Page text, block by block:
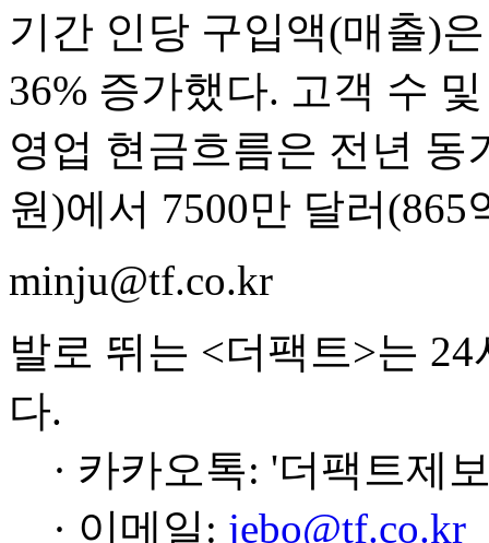
기간 인당 구입액(매출)
36% 증가했다. 고객 수
영업 현금흐름은 전년 동
원)에서 7500만 달러
minju@tf.co.kr
발로 뛰는 <더팩트>는
다.
· 카카오톡: '더팩트제
· 이메일: jebo@tf.co.kr